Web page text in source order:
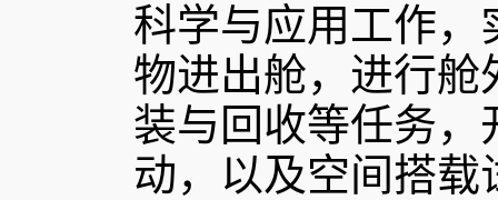
科学与应用工作，
物进出舱，进行舱
装与回收等任务，
动，以及空间搭